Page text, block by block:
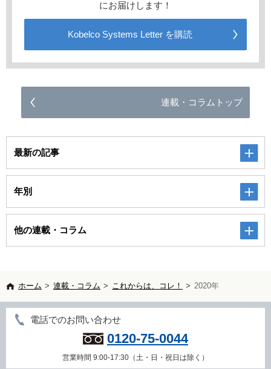
にお届けします！
Kobelco Systems Letter を購読
連載・コラムトップ
最新の記事
年別
他の連載・コラム
ホーム > 連載・コラム > これからは、コレ！ > 2020年
電話でのお問い合わせ
0120-75-0044
営業時間 9:00-17:30（土・日・祝日は除く）